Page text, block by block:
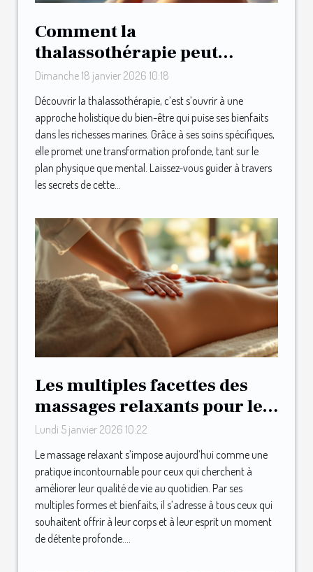
Comment la
thalassothérapie peut
transformer votre bien-être
?
Dimanche 18 janvier 2026 10:18
Découvrir la thalassothérapie, c’est s’ouvrir à une
approche holistique du bien-être qui puise ses bienfaits
dans les richesses marines. Grâce à ses soins spécifiques,
elle promet une transformation profonde, tant sur le
plan physique que mental. Laissez-vous guider à travers
les secrets de cette...
Les multiples facettes des
massages relaxants pour le
bien-être quotidien
Lundi 5 janvier 2026 10:22
Le massage relaxant s’impose aujourd’hui comme une
pratique incontournable pour ceux qui cherchent à
améliorer leur qualité de vie au quotidien. Par ses
multiples formes et bienfaits, il s’adresse à tous ceux qui
souhaitent offrir à leur corps et à leur esprit un moment
de détente profonde....